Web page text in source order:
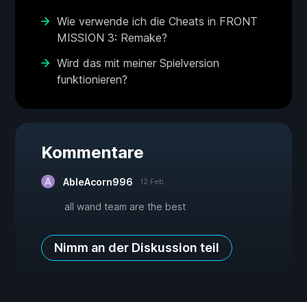
Wie verwende ich die Cheats in FRONT
MISSION 3: Remake?
Wird das mit meiner Spielversion
funktionieren?
Kommentare
AbleAcorn996 12 Feb
all wand team are the best
Nimm an der Diskussion teil